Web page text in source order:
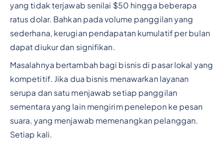
yang tidak terjawab senilai $50 hingga beberapa
ratus dolar. Bahkan pada volume panggilan yang
sederhana, kerugian pendapatan kumulatif per bulan
dapat diukur dan signifikan.
Masalahnya bertambah bagi bisnis di pasar lokal yang
kompetitif. Jika dua bisnis menawarkan layanan
serupa dan satu menjawab setiap panggilan
sementara yang lain mengirim penelepon ke pesan
suara, yang menjawab memenangkan pelanggan.
Setiap kali.